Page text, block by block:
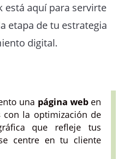
está aquí para servirte
etapa de tu estrategia
digital.
una página weben
con la optimización de
que refleje tus
centre en tu cliente